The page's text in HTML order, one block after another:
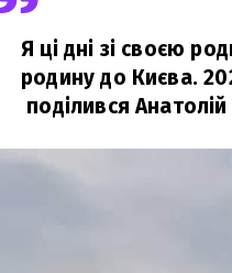
Я ці дні зі своєю
родину до Києва.
поділився